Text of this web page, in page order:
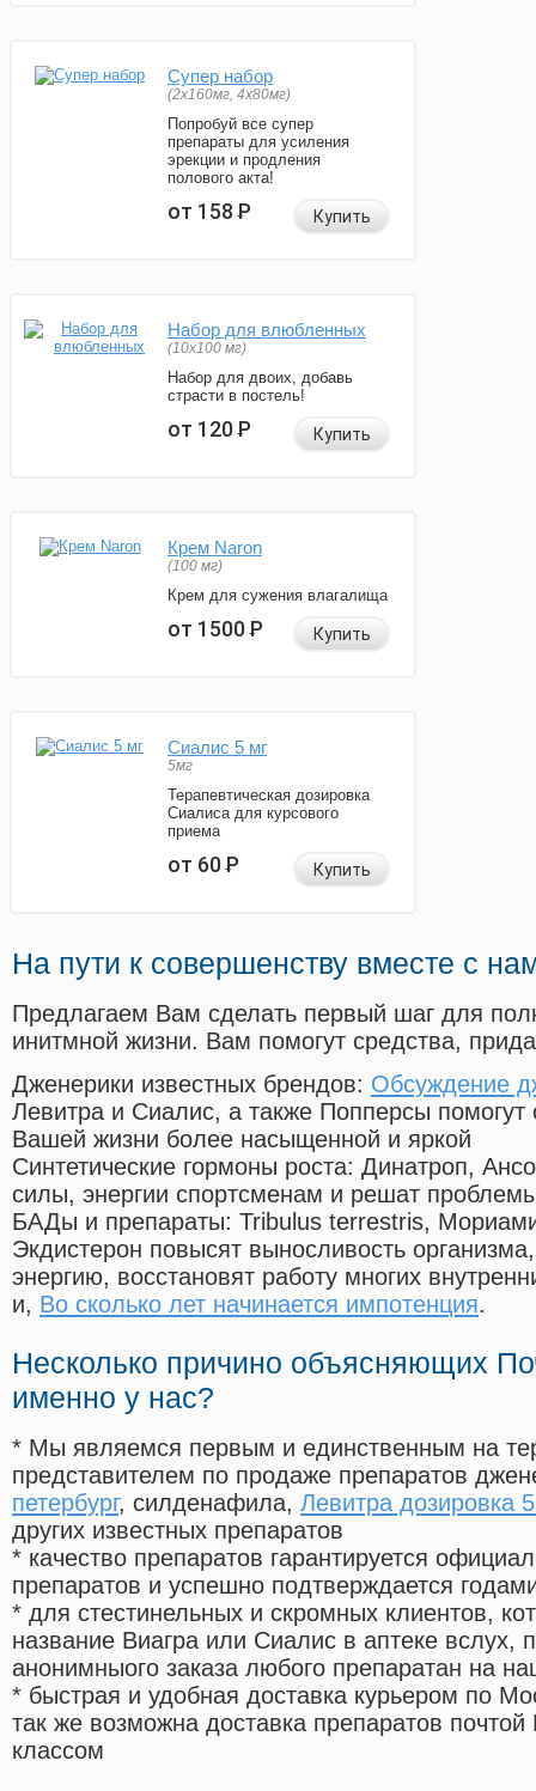
Супер набор
(2х160мг, 4х80мг)
Попробуй все супер
препараты для усиления
эрекции и продления
полового акта!
от 158Р Купить
Набор для влюбленных
(10х100 мг)
Набор для двоих, добавь
страсти в постель!
от 120Р Купить
Крем Naron
(100 мг)
Крем для сужения влагалища
от 1500Р Купить
Сиалис 5 мг
5мг
Терапевтическая дозировка
Сиалиса для курсового
приема
от 60Р Купить
На пути к совершенству вместе с
Предлагаем Вам сделать первый шаг для
инитмной жизни. Вам помогут средства,
Дженерики известных брендов: Обсуждение
Левитра и Сиалис, а также Попперсы помогут
Вашей жизни более насыщенной и яркой
Синтетические гормоны роста: Динатроп,
силы, энергии спортсменам и решат
БАДы и препараты: Tribulus terrestris,
Экдистерон повысят выносливость
энергию, восстановят работу многих
и, Во сколько лет начинается импотенция.
Несколько причино объясняющих
именно у нас?
* Мы являемся первым и единственным на
представителем по продаже препаратов
петербург, силденафила, Левитра дозировка
других известных препаратов
* качество препаратов гарантируется
препаратов и успешно подтверждается
* для стестинельных и скромных клиентов,
название Виагра или Сиалис в аптеке вслух,
анонимныого заказа любого препаратан на
* быстрая и удобная доставка курьером по
так же возможна доставка препаратов
классом